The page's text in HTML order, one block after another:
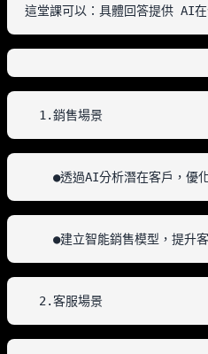
這堂課可以：具體回答提供 AI
  1.銷售場景
●透過AI分析潛在客戶，優
●建立智能銷售模型，提
  2.客服場景